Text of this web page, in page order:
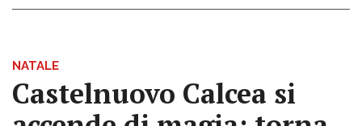
NATALE
Castelnuovo Calcea si